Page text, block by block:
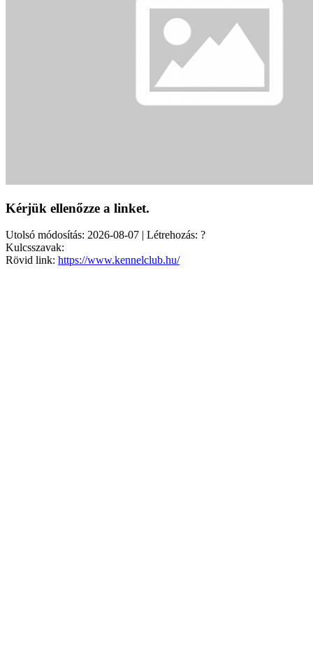
Kérjük ellenőzze a linket.
Utolsó módosítás: 2026-08-07 | Létrehozás: ?
Kulcsszavak:
Rövid link: https://www.kennelclub.hu/